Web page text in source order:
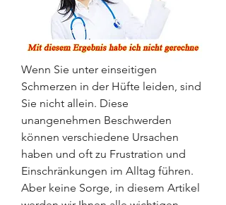
Wenn Sie unter einseitigen
Schmerzen in der Hüfte leiden, sind
Sie nicht allein. Diese
unangenehmen Beschwerden
können verschiedene Ursachen
haben und oft zu Frustration und
Einschränkungen im Alltag führen.
Aber keine Sorge, in diesem Artikel